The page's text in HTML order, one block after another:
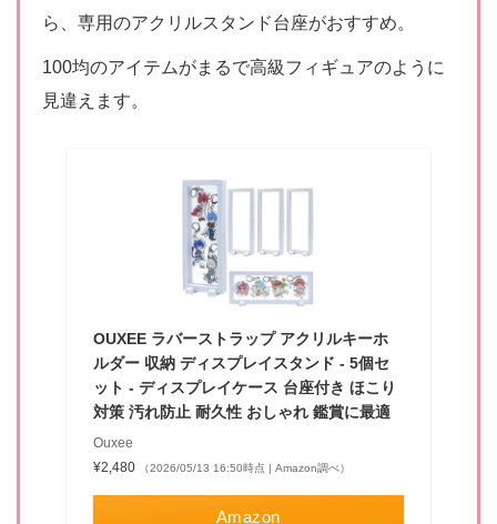
ら、専用のアクリルスタンド台座がおすすめ。
100均のアイテムがまるで高級フィギュアのように
見違えます。
OUXEE ラバーストラップ アクリルキーホ
ルダー 収納 ディスプレイスタンド - 5個セ
ット - ディスプレイケース 台座付き ほこり
対策 汚れ防止 耐久性 おしゃれ 鑑賞に最適
Ouxee
¥2,480
（2026/05/13 16:50時点 | Amazon調べ）
Amazon